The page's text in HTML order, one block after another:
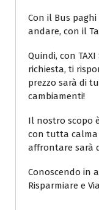
Con il Bus
andare, con il
Quindi, con
richiesta, ti
prezzo sarà di
cambiamenti!
Il nostro scopo
con tutta calma
affrontare sarà
Conoscendo in
Risparmiare e